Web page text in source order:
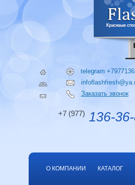
telegram
Заказать звонок
+7 (977) 136-
О КОМПАНИИ КАТАЛОГ